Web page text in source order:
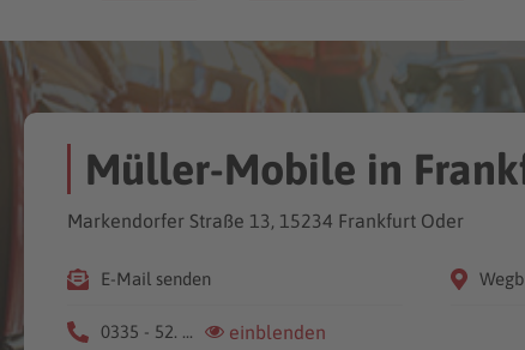
Müller-Mobile in
Markendorfer Straße 13, 15234 Frankfurt Oder
E-Mail senden
0335 - 52. ... einblenden